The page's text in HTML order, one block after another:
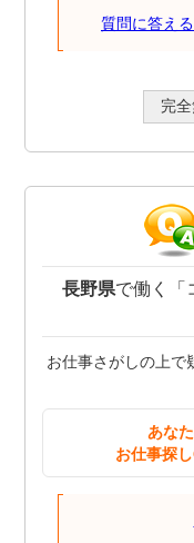
質問に答え
完
長野県で働く「
お仕事さがしの上で
あな
お仕事探